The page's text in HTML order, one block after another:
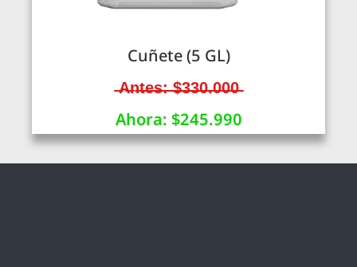
Cuñete (5 GL)
̶A̶n̶t̶e̶s̶:̶ ̶$̶3̶3̶0̶.̶0̶0̶0̶
Ahora: $245.990